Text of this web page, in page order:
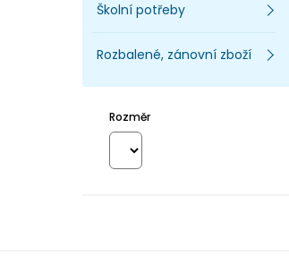
Školní potřeby
Rozbalené, zánovní zboží
Rozměr